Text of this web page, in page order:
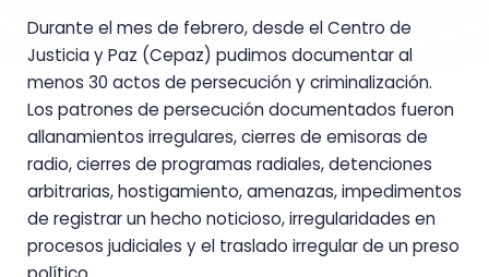
Durante el mes de febrero, desde el Centro de
Justicia y Paz (Cepaz) pudimos documentar al
menos 30 actos de persecución y criminalización.
Los patrones de persecución documentados fueron
allanamientos irregulares, cierres de emisoras de
radio, cierres de programas radiales, detenciones
arbitrarias, hostigamiento, amenazas, impedimentos
de registrar un hecho noticioso, irregularidades en
procesos judiciales y el traslado irregular de un preso